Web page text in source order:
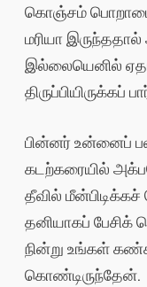
கொஞ்சம்
மரியா
இல்லையெனில்
திருப்பியிருக்கப்
பின்னர் உன்னைப்
கடற்கரையில்
தீவில்
தனியாகப் பேசிக்
நின்று உங்கள்
கொண்டிருந்தேன்.